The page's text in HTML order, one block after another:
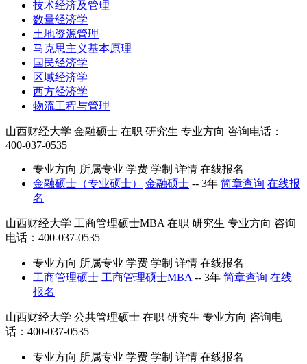
技术经济及管理
数量经济学
土地资源管理
马克思主义基本原理
国民经济学
区域经济学
西方经济学
物流工程与管理
山西财经大学 金融硕士 在职 研究生 专业方向 咨询电话：
400-037-0535
专业方向 所属专业 学费 学制 详情 在线报名
金融硕士（专业硕士）
金融硕士 -- 3年 简章查询 在线报
名
山西财经大学 工商管理硕士MBA 在职 研究生 专业方向 咨询
电话：400-037-0535
专业方向 所属专业 学费 学制 详情 在线报名
工商管理硕士 工商管理硕士MBA -- 3年 简章查询 在线
报名
山西财经大学 公共管理硕士 在职 研究生 专业方向 咨询电
话：400-037-0535
专业方向 所属专业 学费 学制 详情 在线报名